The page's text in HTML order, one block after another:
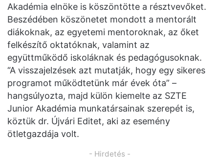
Akadémia elnöke is köszöntötte a résztvevőket.
Beszédében köszönetet mondott a mentorált
diákoknak, az egyetemi mentoroknak, az őket
felkészítő oktatóknak, valamint az
együttműködő iskoláknak és pedagógusoknak.
“A visszajelzések azt mutatják, hogy egy sikeres
programot működtetünk már évek óta” –
hangsúlyozta, majd külön kiemelte az SZTE
Junior Akadémia munkatársainak szerepét is,
köztük dr. Újvári Editet, aki az esemény
ötletgazdája volt.
- Hirdetés -